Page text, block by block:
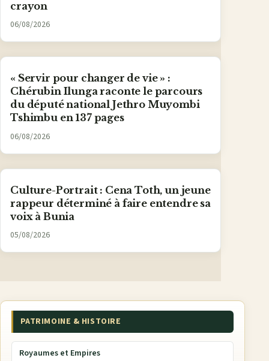
crayon
06/08/2026
« Servir pour changer de vie » :
Chérubin Ilunga raconte le parcours
du député national Jethro Muyombi
Tshimbu en 137 pages
06/08/2026
Culture-Portrait : Cena Toth, un jeune
rappeur déterminé à faire entendre sa
voix à Bunia
05/08/2026
PATRIMOINE & HISTOIRE
Royaumes et Empires